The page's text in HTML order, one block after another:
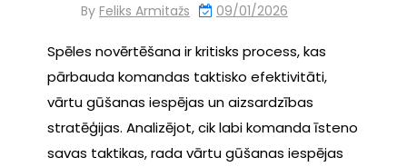
By Feliks Armitažs 09/01/2026
Spēles novērtēšana ir kritisks process, kas
pārbauda komandas taktisko efektivitāti,
vārtu gūšanas iespējas un aizsardzības
stratēģijas. Analizējot, cik labi komanda īsteno
savas taktikas, rada vārtu gūšanas iespējas